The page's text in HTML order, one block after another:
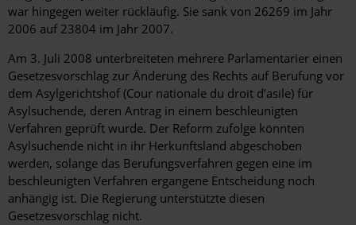
war hingegen weiter rückläufig. Sie sank von 26269 im Jahr
2006 auf 23804 im Jahr 2007.
Am 3. Juli 2008 unterbreiteten mehrere Parlamentarier einen
Gesetzesvorschlag zur Änderung des Rechts auf Berufung vor
dem Asylgerichtshof (Cour nationale du droit d’asile) für
Asylsuchende, deren Antrag in einem beschleunigten
Verfahren geprüft wurde. Der Reform zufolge könnten
Asylsuchende nicht in ihr Herkunftsland abgeschoben
werden, solange das Berufungsverfahren gegen eine im
beschleunigten Verfahren ergangene Entscheidung noch
anhängig ist. Die Regierung unterstützte diesen
Gesetzesvorschlag nicht.